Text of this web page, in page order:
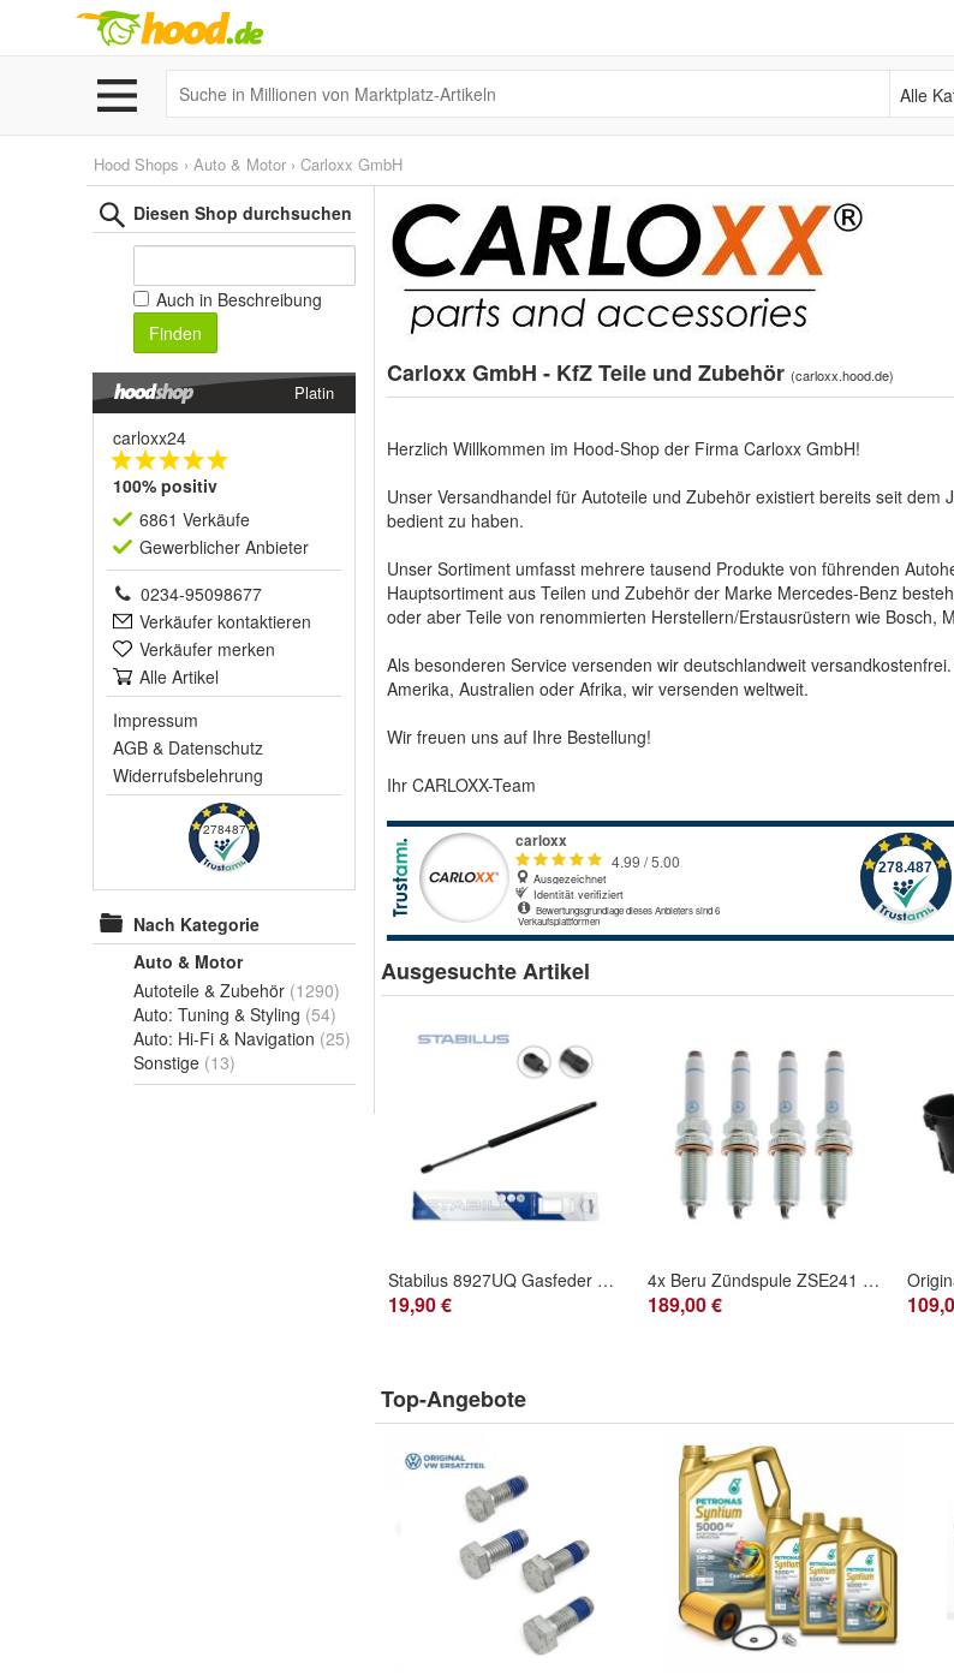
Alle
Hood Shops › Auto & Motor › Carloxx GmbH
Diesen Shop durchsuchen
Auch in Beschreibung
Finden
Platin
carloxx24
100% positiv
6861 Verkäufe
Gewerblicher Anbieter
0234-95098677
Verkäufer kontaktieren
Verkäufer merken
Alle Artikel
Impressum
AGB & Datenschutz
Widerrufsbelehrung
278487
Nach Kategorie
Auto & Motor
Autoteile & Zubehör (1290)
Auto: Tuning & Styling (54)
Auto: Hi-Fi & Navigation (25)
Sonstige (13)
Carloxx GmbH - KfZ Teile und Zubehör (carloxx.hood.de)
Herzlich Willkommen im Hood-Shop der Firma Carloxx GmbH!
Unser Versandhandel für Autoteile und Zubehör existiert bereits seit
bedient zu haben.
Unser Sortiment umfasst mehrere tausend Produkte von führenden
Hauptsortiment aus Teilen und Zubehör der Marke Mercedes-Benz
oder aber Teile von renommierten Herstellern/Erstausrüstern wie Bosch,
Als besonderen Service versenden wir deutschlandweit
Amerika, Australien oder Afrika, wir versenden weltweit.
Wir freuen uns auf Ihre Bestellung!
Ihr CARLOXX-Team
Ausgesuchte Artikel
Stabilus 8927UQ Gasfeder Heckscheibe für Porsche Cayenne 9PA 95551252800
19,90 €
4x Beru Zündspule ZSE241 + Zündkerzen für Mercedes-Benz M260 M264 A B CLA GLA CLS
189,00 €
Top-Angebote